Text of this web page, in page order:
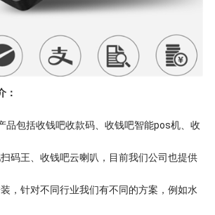
：
品包括收钱吧收款码、收钱吧智能pos机、收
码王、收钱吧云喇叭，目前我们公司也提供
，针对不同行业我们有不同的方案，例如水